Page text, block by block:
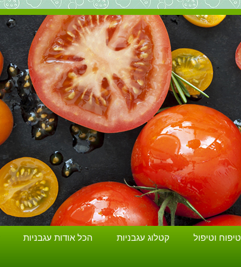
הכל על עגבניות. גידול עגבניות. זנים ושתילים. הכל אודות עגבניות קטלוג עגבניות טיפוח וטיפול